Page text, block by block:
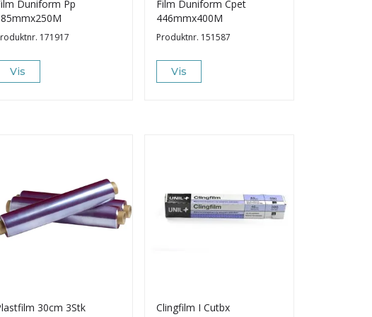
Duniform Pp
171917
Vis
Film Duniform Cpet
446mmx400M
Produktnr. 151587
Vis
30cm 3Stk
Clingfilm I Cutbx